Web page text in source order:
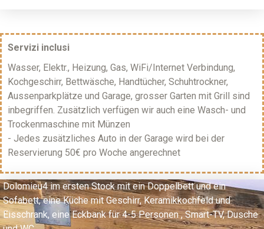
Servizi inclusi
Wasser, Elektr., Heizung, Gas, WiFi/Internet Verbindung,
Kochgeschirr, Bettwäsche, Handtücher, Schuhtrockner,
Aussenparkplätze und Garage, grosser Garten mit Grill sind
inbegriffen. Zusätzlich verfügen wir auch eine Wasch- und
Trockenmaschine mit Münzen
- Jedes zusätzliches Auto in der Garage wird bei der
Reservierung 50€ pro Woche angerechnet
Dolomieu4 im ersten Stock mit ein Doppelbett und ein
Sofabett, eine Küche mit Geschirr, Keramikkochfeld und
Eisschrank, eine Eckbank für 4-5 Personen , Smart-TV, Dusche